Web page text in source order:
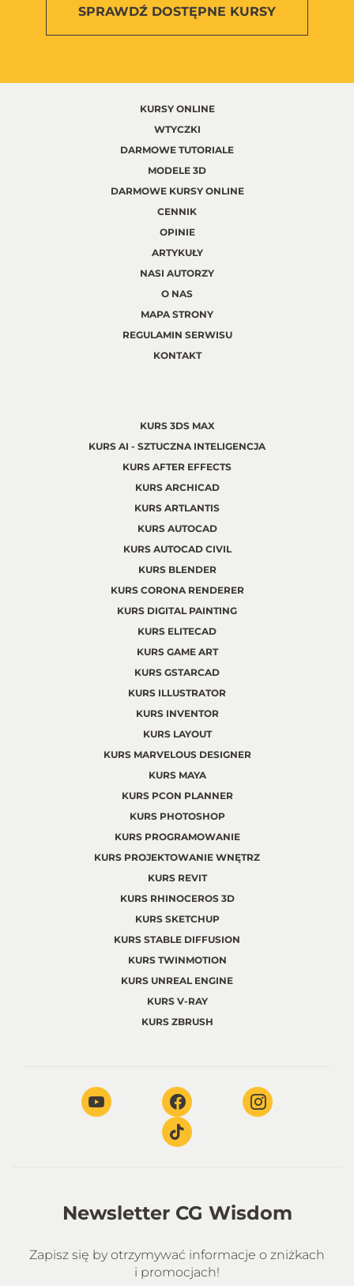
SPRAWDŹ DOSTĘPNE KURSY
KURSY ONLINE
WTYCZKI
DARMOWE TUTORIALE
MODELE 3D
DARMOWE KURSY ONLINE
CENNIK
OPINIE
ARTYKUŁY
NASI AUTORZY
O NAS
MAPA STRONY
REGULAMIN SERWISU
KONTAKT
KURS 3DS MAX
KURS AI - SZTUCZNA INTELIGENCJA
KURS AFTER EFFECTS
KURS ARCHICAD
KURS ARTLANTIS
KURS AUTOCAD
KURS AUTOCAD CIVIL
KURS BLENDER
KURS CORONA RENDERER
KURS DIGITAL PAINTING
KURS ELITECAD
KURS GAME ART
KURS GSTARCAD
KURS ILLUSTRATOR
KURS INVENTOR
KURS LAYOUT
KURS MARVELOUS DESIGNER
KURS MAYA
KURS PCON PLANNER
KURS PHOTOSHOP
KURS PROGRAMOWANIE
KURS PROJEKTOWANIE WNĘTRZ
KURS REVIT
KURS RHINOCEROS 3D
KURS SKETCHUP
KURS STABLE DIFFUSION
KURS TWINMOTION
KURS UNREAL ENGINE
KURS V-RAY
KURS ZBRUSH
Newsletter CG Wisdom
Zapisz się by otrzymywać informacje o zniżkach
i promocjach!